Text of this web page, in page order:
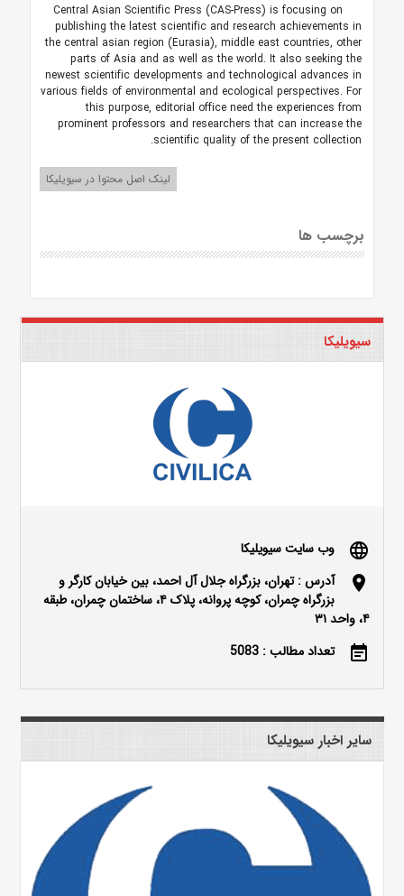
Central Asian Scientific Press (CAS-Press) is focusing on
publishing the latest scientific and research achievements in
the central asian region (Eurasia), middle east countries, other
parts of Asia and as well as the world. It also seeking the
newest scientific developments and technological advances in
various fields of environmental and ecological perspectives. For
this purpose, editorial office need the experiences from
prominent professors and researchers that can increase the
scientific quality of the present collection.
لینک اصل محتوا در سیویلیکا
برچسب ها
سیویلیکا
language وب سایت سیویلیکا
location_on
آدرس : تهران، بزرگراه جلال آل احمد، بین خیابان کارگر و
بزرگراه چمران، کوچه پروانه، پلاک ۴، ساختمان چمران، طبقه
۴، واحد ۳۱
event_note تعداد مطالب : 5083
سایر اخبار سیویلیکا